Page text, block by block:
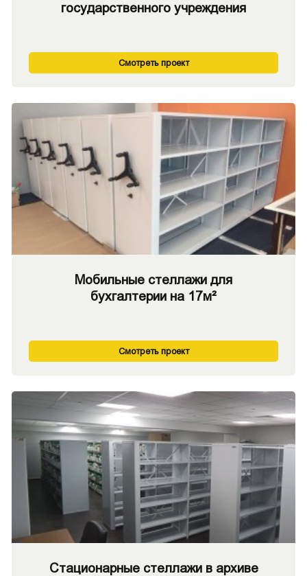
государственного учреждения
Смотреть проект
Мобильные стеллажи для
бухгалтерии на 17м²
Смотреть проект
Стационарные стеллажи в архиве